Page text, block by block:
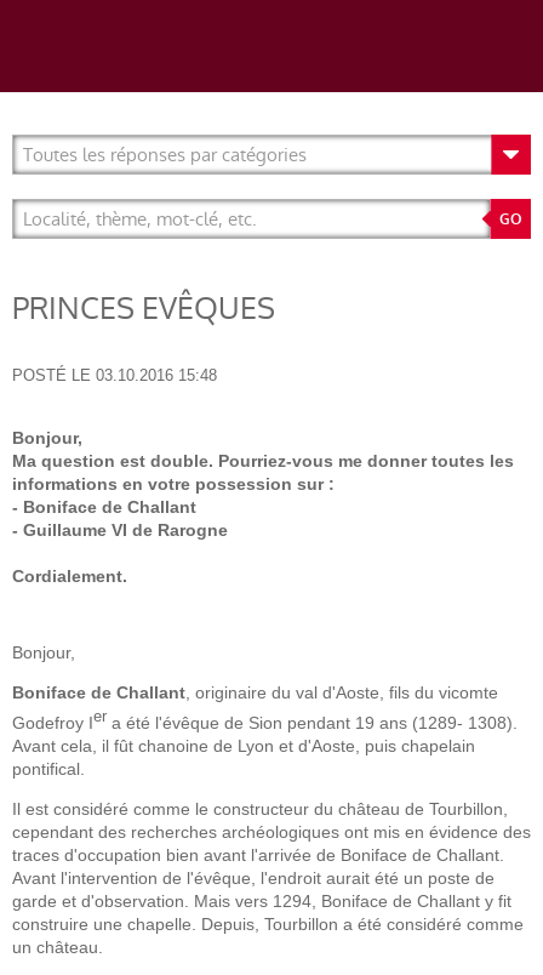
PRINCES EVÊQUES
POSTÉ LE 03.10.2016 15:48
Bonjour,
Ma question est double. Pourriez-vous me donner toutes les
informations en votre possession sur :
- Boniface de Challant
- Guillaume VI de Rarogne
Cordialement.
Bonjour,
Boniface de Challant , originaire du val d'Aoste, fils du vicomte
Godefroy Ier a été l'évêque de Sion pendant 19 ans (1289- 1308).
Avant cela, il fût chanoine de Lyon et d'Aoste, puis chapelain
pontifical.
Il est considéré comme le constructeur du château de Tourbillon,
cependant des recherches archéologiques ont mis en évidence des
traces d'occupation bien avant l'arrivée de Boniface de Challant.
Avant l'intervention de l'évêque, l'endroit aurait été un poste de
garde et d'observation. Mais vers 1294, Boniface de Challant y fit
construire une chapelle. Depuis, Tourbillon a été considéré comme
un château.